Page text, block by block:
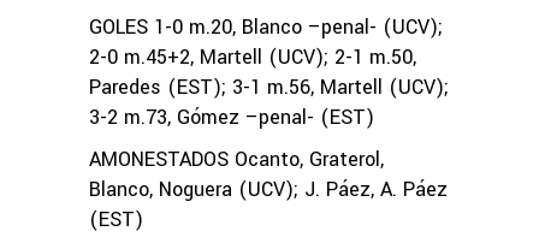
GOLES 1-0 m.20, Blanco –penal- (UCV);
2-0 m.45+2, Martell (UCV); 2-1 m.50,
Paredes (EST); 3-1 m.56, Martell (UCV);
3-2 m.73, Gómez –penal- (EST)
AMONESTADOS Ocanto, Graterol,
Blanco, Noguera (UCV); J. Páez, A. Páez
(EST)